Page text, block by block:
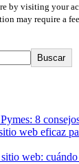
by visiting your
may require a
Buscar
8
web eficaz
web: